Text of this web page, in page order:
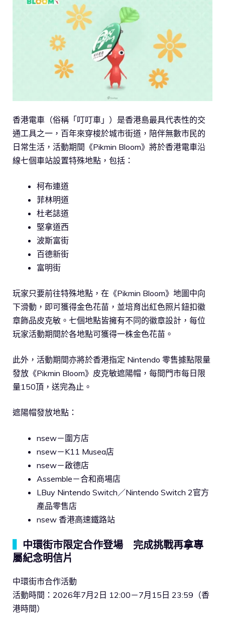
香港電車（俗稱「叮叮車」）是香港島最具代表性的交
通工具之一，百年來穿梭於城市街道，陪伴無數市民的
日常生活，活動期間《Pikmin Bloom》將於香港電車沿
線七個車站設置特殊地點，包括：
柯布連道
菲林明道
杜老誌道
堅拿道西
波斯富街
百德新街
富明街
玩家只要前往特殊地點，在《Pikmin Bloom》地圖中向
下滑動，即可獲得金色花苗，並培育出紅色照片鈕扣徽
章飾品皮克敏。七個地點皆擁有不同的徽章設計，每位
玩家活動期間於各地點可獲得一株金色花苗。
此外，活動期間亦將於香港指定 Nintendo 零售據點限量
發放《Pikmin Bloom》皮克敏遮陽帽，每間門市每日限
量150頂，送完為止。
遮陽帽發放地點：
nsew－圍方店
nsew－K11 Musea店
nsew－啟德店
Assemble－合和商場店
LBuy Nintendo Switch／Nintendo Switch 2官方
產品零售店
nsew 香港高速鐵路站
中環街市限定合作登場 完成挑戰再拿專
屬紀念明信片
中環街市合作活動
活動時間：2026年7月2日 12:00－7月15日 23:59（香
港時間）